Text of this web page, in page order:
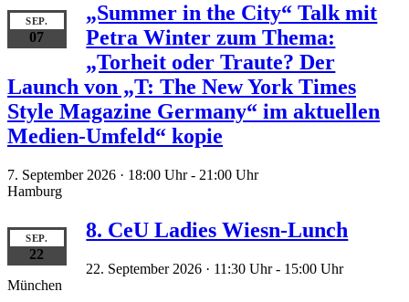
SEP.
07
„Summer in the City“ Talk mit
Petra Winter zum Thema:
„Torheit oder Traute? Der
Launch von „T: The New York Times
Style Magazine Germany“ im aktuellen
Medien-Umfeld“ kopie
7. September 2026 · 18:00 Uhr- 21:00 Uhr
Hamburg
SEP.
22
8. CeU Ladies Wiesn-Lunch
22. September 2026 · 11:30 Uhr- 15:00 Uhr
München